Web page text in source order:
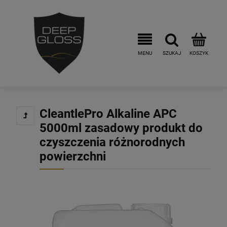
CleantlePro Alkaline APC
5000ml zasadowy produkt do
czyszczenia różnorodnych
powierzchni